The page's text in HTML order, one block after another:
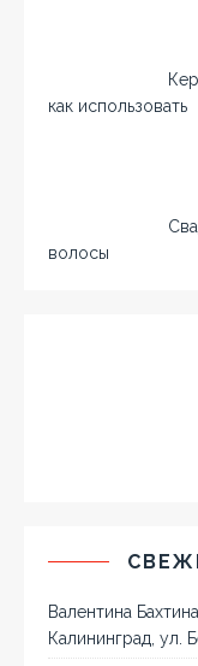
как использовать
волосы
Валентина Бахтина
Калининград, ул.